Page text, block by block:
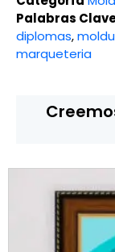
Palabras
diplomas,
marqueteria